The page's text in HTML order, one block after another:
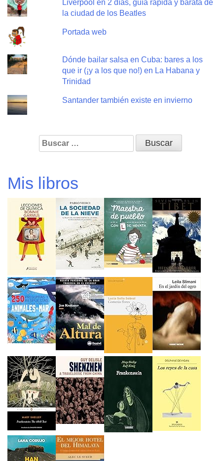
Liverpool en 2 días, guía rápida y barata de
la ciudad de los Beatles
Portada web
Dónde bailar salsa en Cuba: bares a los
que ir (¡y a los que no!) en La Habana y
Trinidad
Santander también existe en invierno
Buscar:
Mis libros